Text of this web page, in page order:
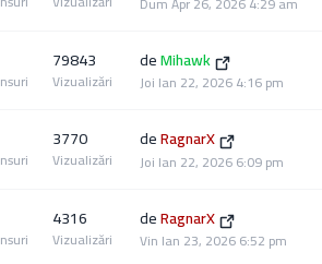
79843
Vizualizări
deMihawk
Joi Ian 22, 2026 4:16 pm
3770
Vizualizări
deRagnarX
Joi Ian 22, 2026 6:09 pm
4316
Vizualizări
deRagnarX
Vin Ian 23, 2026 6:52 pm